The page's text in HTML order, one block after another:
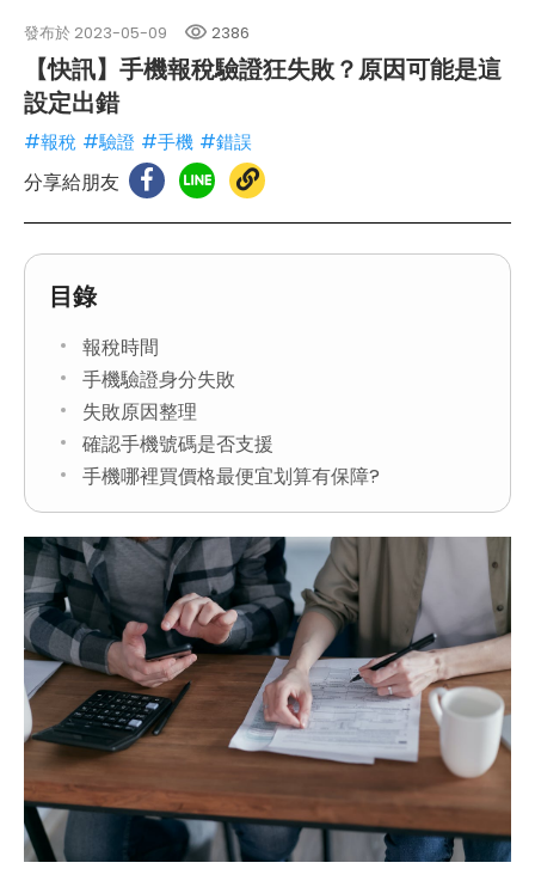
發布於 2023-05-09 2386
【快訊】手機報稅驗證狂失敗？原因可能是這
設定出錯
#報稅 #驗證 #手機 #錯誤
分享給朋友
目錄
報稅時間
手機驗證身分失敗
失敗原因整理
確認手機號碼是否支援
手機哪裡買價格最便宜划算有保障?